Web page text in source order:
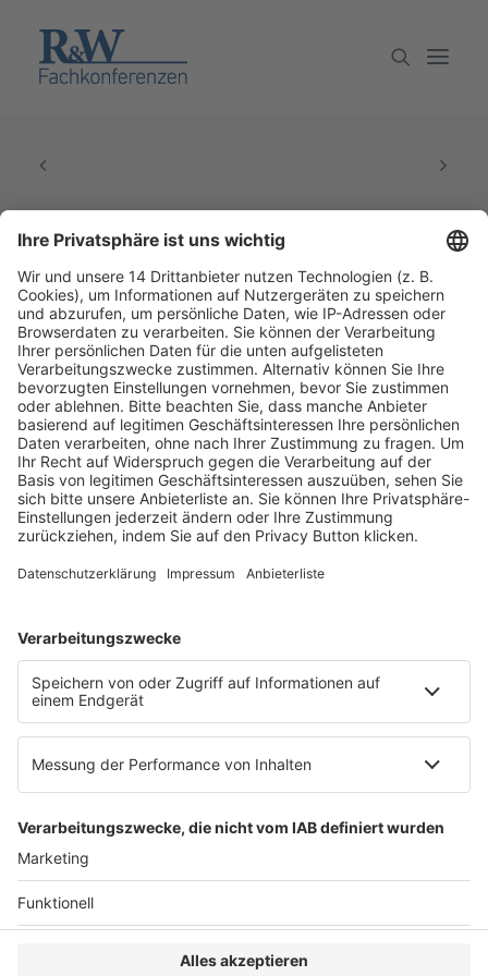
Partner werden
Newsletter
Archiv
Fachmedien Recht und Wirtschaft
Ein Fachbereich der
dfv Mediengruppe
Mainzer Landstr. 251
60326 Frankfurt am Main
E-Mail:info@ruw.de
Web:https://www.ruw.de
Impressum
Cookie-Einstellungen
zum Seitenanfang
© 2025 R&W Fachkonferenzen